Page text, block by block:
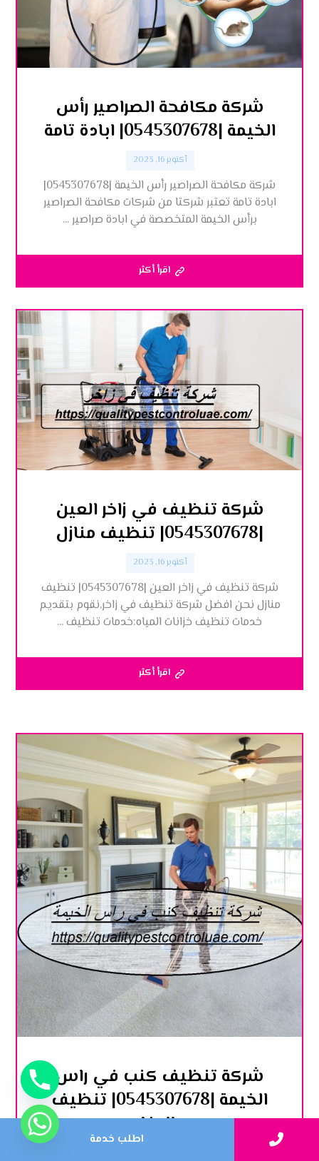
شركة مكافحة الصراصير رأس
الخيمة |0545307678| ابادة تامة
أكتوبر 16, 2023
شركة مكافحة الصراصير رأس الخيمة |0545307678|
ابادة تامة تعتبر شركتا من شركات مكافحة الصراصير
برأس الخيمة المتخصصة في ابادة صراصير ...
اقرأ أكثر
شركة تنظيف في زاخر العين
|0545307678| تنظيف منازل
أكتوبر 16, 2023
شركة تنظيف في زاخر العين |0545307678| تنظيف
منازل نحن افضل شركة تنظيف في زاخر,نقوم بتقديم
خدمات تنظيف خزانات المياه:خدمات تنظيف ...
اقرأ أكثر
شركة تنظيف كنب في راس
الخيمة |0545307678| تنظيف
بالبخار
اطلب خدمة